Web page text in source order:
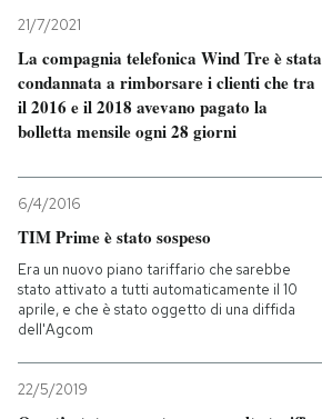
21/7/2021
La compagnia telefonica Wind Tre è stata
condannata a rimborsare i clienti che tra
il 2016 e il 2018 avevano pagato la
bolletta mensile ogni 28 giorni
6/4/2016
TIM Prime è stato sospeso
Era un nuovo piano tariffario che sarebbe
stato attivato a tutti automaticamente il 10
aprile, e che è stato oggetto di una diffida
dell'Agcom
22/5/2019